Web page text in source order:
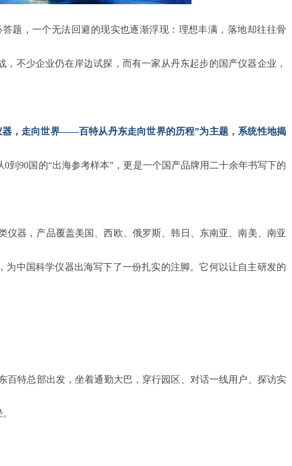
题，一个无法回避的现实也逐渐浮现：理想丰满，落地却往往骨
不少企业仍在岸边试探，而有一家从丹东起步的国产仪器企业，
，走向世界——百特从丹东走向世界的历程”为主题，系统性地揭
0到90国的“出海参考样本”，更是一个国产品牌用二十余年书写下的
仪器，产品覆盖美国、西欧、俄罗斯、韩日、东南亚、南美、南亚
中国科学仪器出海写下了一份扎实的注脚。它何以让自主研发的
特总部出发，坐着通勤大巴，穿行园区、对话一线用户、探访实